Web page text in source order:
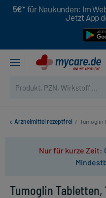
5€* für Neukunden: Im
Jetzt App
Arzneimittel rezeptfrei / Tumoglin
Nur für kurze Zeit:
Tumoglin Tabletten,